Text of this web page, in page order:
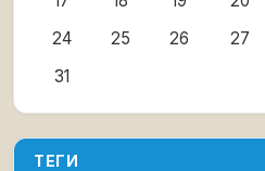
24
25 26 27
31
ТЕГИ